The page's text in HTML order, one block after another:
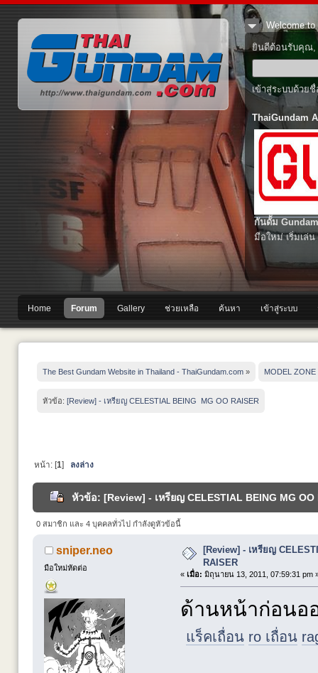
Welcome to
ยินดีต้อนรับคุณ,
เข้าสู่ระบบด้วย
ThaiGundam
กันดั้ม
มือใหม่ เริ่มเล่น
Home Forum Gallery ช่วยเหลือ ค้นหา เข้าสู่ระบบ
The Best Gundam Website in Thailand - ThaiGundam.com » MODEL ZONE
หัวข้อ: [Review] - เหรียญ CELESTIAL BEING  MG OO RAISER
หน้า: [1] ลงล่าง
หัวข้อ: [Review] - เหรียญ CELESTIAL BEING MG
0 สมาชิก และ 4 บุคคลทั่วไป กำลังดูหัวข้อนี้
sniper.neo
มือใหม่หัดต่อ
[Review] - เหรียญ
RAISER
« เมื่อ: มิถุนายน 13, 2011, 07:59:31 pm
ด้านหน้าก่อนอ
แร็คเถื่อน ro เถื่อน